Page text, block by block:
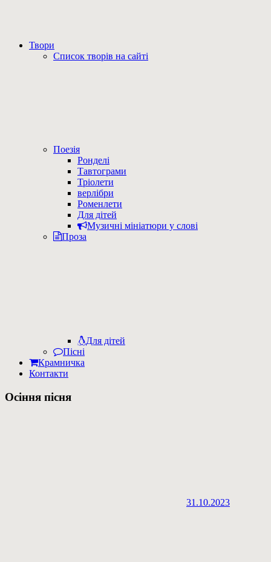
Твори
Список творів на сайті
Поезія
Ронделі
Тавтограми
Тріолети
верлібри
Роменлети
Для дітей
Музичні мініатюри у слові
Проза
Для дітей
Пісні
Крамничка
Контакти
Осіння пісня
31.10.2023